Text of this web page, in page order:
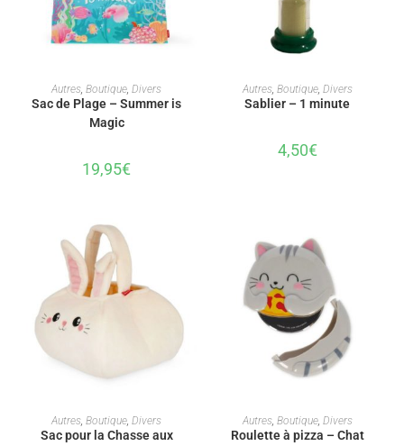
AJOUTER AU PANIER
Autres,Boutique,Divers
Sac de Plage – Summer is
Magic
19,95€
AJOUTER AU PANIER
Autres, Boutique, Divers
Sablier – 1 minute
4,50€
AJOUTER AU PANIER
Autres,Boutique,Divers
Sac pour la Chasse aux
AJOUTER AU PANIER
Autres, Boutique, Divers
Roulette à pizza – Chat